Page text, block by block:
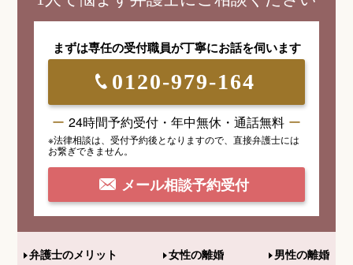
まずは専任の受付職員が丁寧にお話を伺います
0120-979-164
24時間予約受付・年中無休・通話無料
※法律相談は、受付予約後となりますので、 直接弁護士には
お繋ぎできません。
メール相談予約受付
弁護士のメリット 女性の離婚 男性の離婚